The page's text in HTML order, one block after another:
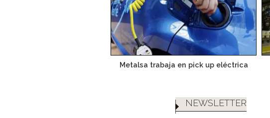
Metalsa trabaja en pick up eléctrica
NEWSLETTER